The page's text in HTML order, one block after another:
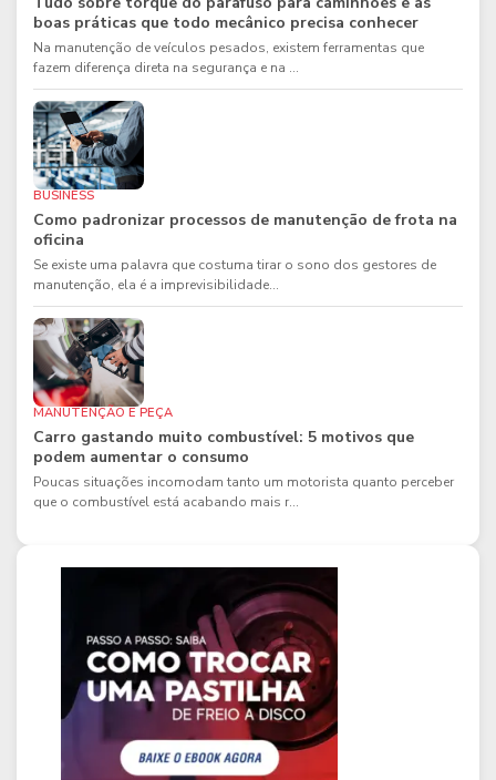
boas práticas que todo mecânico precisa conhecer
Na manutenção de veículos pesados, existem ferramentas que
fazem diferença direta na segurança e na ...
BUSINESS
Como padronizar processos de manutenção de frota na
oficina
Se existe uma palavra que costuma tirar o sono dos gestores de
manutenção, ela é a imprevisibilidade...
MANUTENÇÃO E PEÇA
Carro gastando muito combustível: 5 motivos que
podem aumentar o consumo
Poucas situações incomodam tanto um motorista quanto perceber
que o combustível está acabando mais r...